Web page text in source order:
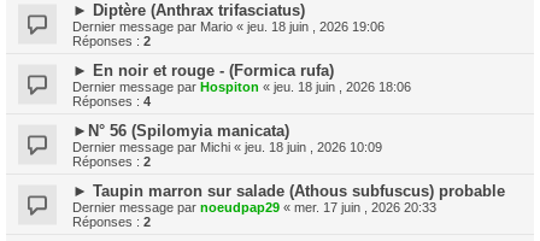
► Diptère (Anthrax trifasciatus)
Dernier message par Mario « jeu. 18 juin , 2026 19:06
Réponses : 2
► En noir et rouge - (Formica rufa)
Dernier message par Hospiton « jeu. 18 juin , 2026 18:06
Réponses : 4
►N° 56 (Spilomyia manicata)
Dernier message par Michi « jeu. 18 juin , 2026 10:09
Réponses : 2
► Taupin marron sur salade (Athous subfuscus) probable
Dernier message par noeudpap29 « mer. 17 juin , 2026 20:33
Réponses : 2